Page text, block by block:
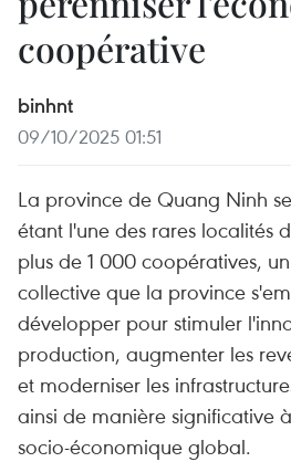
coopérative
binhnt
09/10/2025 01:51
La province de Quang Ninh
étant l'une des rares localités
plus de 1 000 coopératives,
collective que la province
développer pour stimuler
production, augmenter les
et moderniser les
ainsi de manière significative
socio-économique global.